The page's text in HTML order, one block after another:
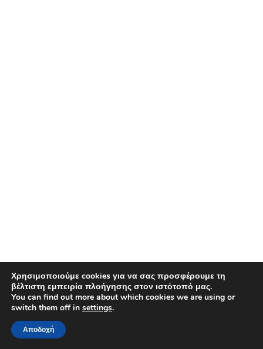
Χρησιμοποιούμε cookies για να σας προσφέρουμε τη
βέλτιστη εμπειρία πλοήγησης στον ιστότοπό μας.
You can find out more about which cookies we are using or
switch them off in settings.
Αποδοχή